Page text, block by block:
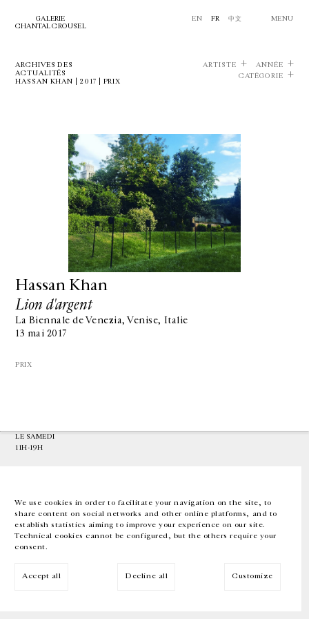
We use cookies in order to facilitate your navigation on the site, to
share content on social networks and other online platforms, and to
establish statistics aiming to improve your experience on our site.
Technical cookies cannot be configured, but the others require your
consent.
Accept all Decline all Customize
GALERIE
CHANTAL CROUSEL
EN FR 中文 MENU
ARCHIVES DES
ACTUALITÉS
HASSAN KHAN | 2017 | PRIX
ARTISTE
ANNÉE
CATÉGORIE
Hassan Khan
Lion d'argent
La Biennale de Venezia, Venise, Italie
13 mai 2017
PRIX
T.+33 1 42 77 38 87
LE SAMEDI
11H-19H
EN FR 中文 Facebook Instagram
Inscrivez-vous à notre newsletter